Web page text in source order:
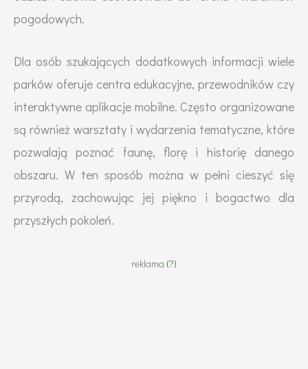
pogodowych.
Dla osób szukających dodatkowych informacji wiele
parków oferuje centra edukacyjne, przewodników czy
interaktywne aplikacje mobilne. Często organizowane
są również warsztaty i wydarzenia tematyczne, które
pozwalają poznać faunę, florę i historię danego
obszaru. W ten sposób można w pełni cieszyć się
przyrodą, zachowując jej piękno i bogactwo dla
przyszłych pokoleń.
reklama (?)